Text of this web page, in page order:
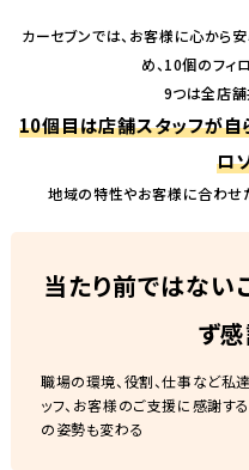
カーセブンでは、お客様に心から
め、10個のフィ
9つは全店舗
10個目は店舗スタッフが自
ロ
地域の特性やお客様に合わせ
当たり前ではない
ず
職場の環境、役割、仕事など私
ッフ、お客様のご支援に感謝す
の姿勢も変わる